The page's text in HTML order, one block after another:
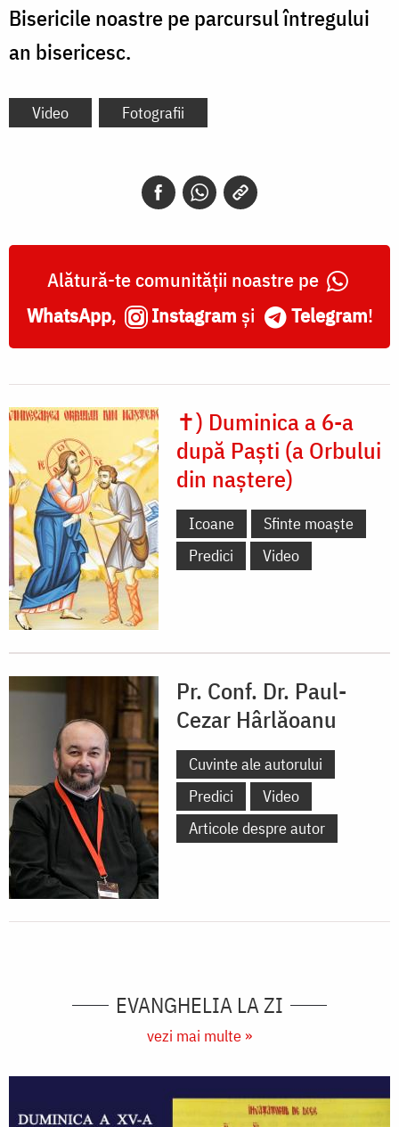
Bisericile noastre pe parcursul întregului
an bisericesc.
Video Fotografii
Alătură-te comunității noastre pe
WhatsApp, Instagram și Telegram!
✝) Duminica a 6-a
după Paști (a Orbului
din naștere)
Icoane
Sfinte moaște
Predici
Video
Pr. Conf. Dr. Paul-
Cezar Hârlăoanu
Cuvinte ale autorului
Predici
Video
Articole despre autor
EVANGHELIA LA ZI
vezi mai multe »